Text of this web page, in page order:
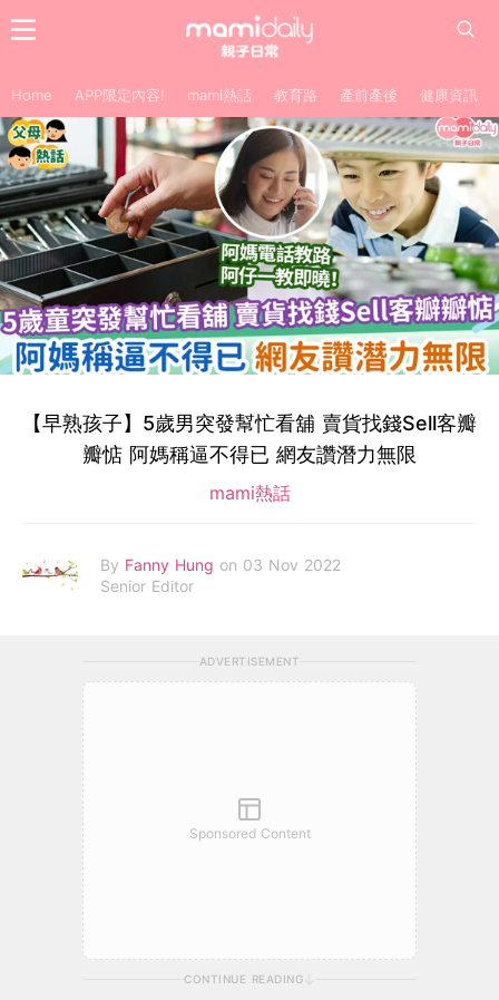
Home APP限定內容! mami熱話 教育路 產前產後 健康資訊
【早熟孩子】5歲男突發幫忙看舖 賣貨找錢Sell客瓣
瓣惦 阿媽稱逼不得已 網友讚潛力無限
mami熱話
By Fanny Hung on 03 Nov 2022
Senior Editor
ADVERTISEMENT
Sponsored Content
CONTINUE READING